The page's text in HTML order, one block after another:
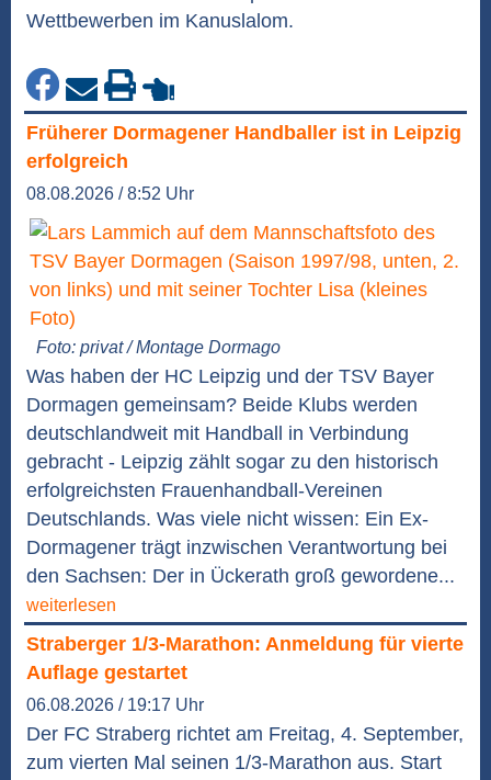
Wettbewerben im Kanuslalom.
Früherer Dormagener Handballer ist in Leipzig
erfolgreich
08.08.2026 / 8:52 Uhr
Foto: privat / Montage Dormago
Was haben der HC Leipzig und der TSV Bayer
Dormagen gemeinsam? Beide Klubs werden
deutschlandweit mit Handball in Verbindung
gebracht - Leipzig zählt sogar zu den historisch
erfolgreichsten Frauenhandball-Vereinen
Deutschlands. Was viele nicht wissen: Ein Ex-
Dormagener trägt inzwischen Verantwortung bei
den Sachsen: Der in Ückerath groß gewordene...
weiterlesen
Straberger 1/3-Marathon: Anmeldung für vierte
Auflage gestartet
06.08.2026 / 19:17 Uhr
Der FC Straberg richtet am Freitag, 4. September,
zum vierten Mal seinen 1/3-Marathon aus. Start